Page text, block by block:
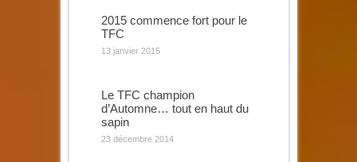
2015 commence fort pour le
TFC
13 janvier 2015
Le TFC champion
d’Automne… tout en haut du
sapin
23 décembre 2014